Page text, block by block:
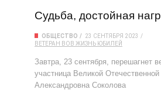
Судьба, достойная
ОБЩЕСТВО
23 СЕНТЯБРЯ 2023
ВЕТЕРАН ВОВ ЖИЗНЬ ЮБИЛЕЙ
Завтра, 23 сентября, перешагнет
участница Великой
Александровна Соколова